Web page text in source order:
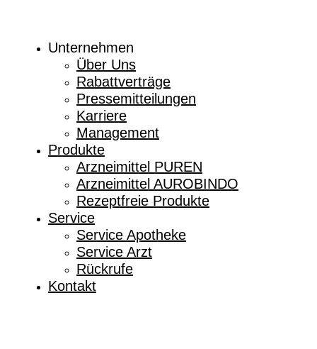
Unternehmen
Über Uns
Rabattverträge
Pressemitteilungen
Karriere
Management
Produkte
Arzneimittel PUREN
Arzneimittel AUROBINDO
Rezeptfreie Produkte
Service
Service Apotheke
Service Arzt
Rückrufe
Kontakt